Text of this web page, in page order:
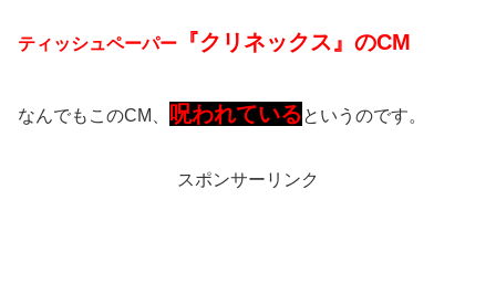
ティッシュペーパー 『クリネックス』のCM
なんでもこのCM、 呪われているというのです。
スポンサーリンク